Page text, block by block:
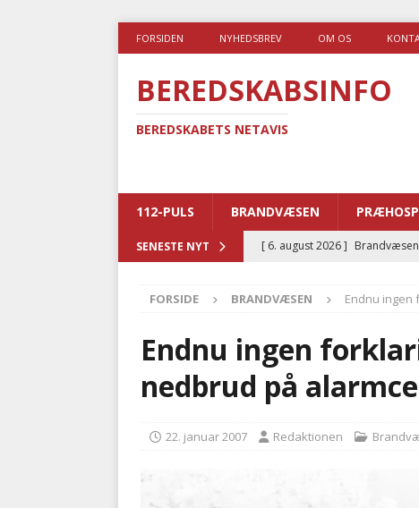
FORSIDEN NYHEDSBREV OM OS
BEREDSKABSINFO
BEREDSKABETS NETAVIS
112-PULS BRANDVÆSEN
SENESTE NYT [ 6. august 2026 ]
[ 5. august 2026 ] Advarer:
i det offentlige
[ 5. august 2026 ]
Ny
[ 4. august 2026 ]
BRANDVÆSEN
FORSIDE BRANDVÆSEN Endnu ingen
Endnu ingen
nedbrud på
22. januar 2007 Redaktionen